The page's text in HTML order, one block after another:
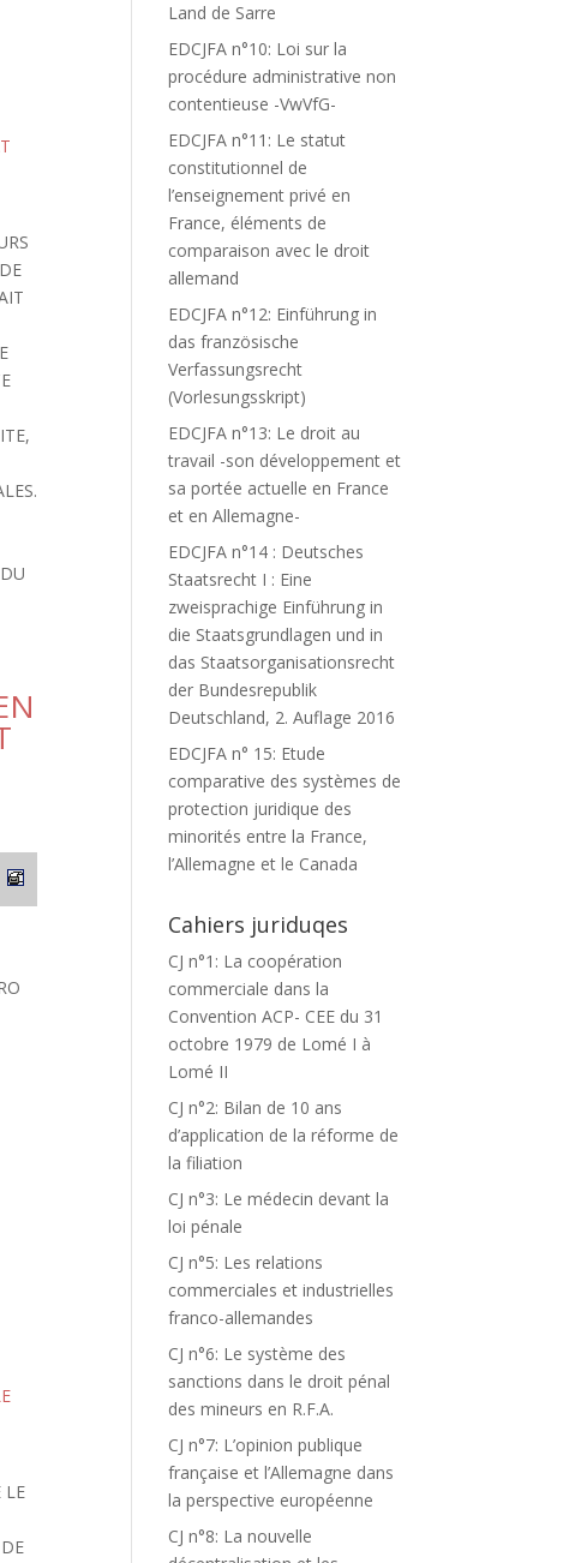
LE
Land de Sarre
EDCJFA n°10: Loi sur la
procédure administrative non
contentieuse -VwVfG-
EDCJFA n°11: Le statut
constitutionnel de
l’enseignement privé en
France, éléments de
comparaison avec le droit
allemand
EDCJFA n°12: Einführung in
das französische
Verfassungsrecht
(Vorlesungsskript)
EDCJFA n°13: Le droit au
travail -son développement et
sa portée actuelle en France
et en Allemagne-
EDCJFA n°14 : Deutsches
Staatsrecht I : Eine
zweisprachige Einführung in
die Staatsgrundlagen und in
das Staatsorganisationsrecht
der Bundesrepublik
Deutschland, 2. Auflage 2016
EDCJFA n° 15: Etude
comparative des systèmes de
protection juridique des
minorités entre la France,
l’Allemagne et le Canada
Cahiers juriduqes
CJ n°1: La coopération
commerciale dans la
Convention ACP- CEE du 31
octobre 1979 de Lomé I à
Lomé II
CJ n°2: Bilan de 10 ans
d’application de la réforme de
la filiation
CJ n°3: Le médecin devant la
loi pénale
CJ n°5: Les relations
commerciales et industrielles
franco-allemandes
CJ n°6: Le système des
sanctions dans le droit pénal
des mineurs en R.F.A.
CJ n°7: L’opinion publique
française et l’Allemagne dans
la perspective européenne
CJ n°8: La nouvelle